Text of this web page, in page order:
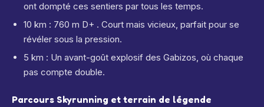
ont dompté ces sentiers par tous les temps.
10 km : 760 m D+ . Court mais vicieux, parfait pour se
révéler sous la pression.
5 km : Un avant-goût explosif des Gabizos, où chaque
pas compte double.
Parcours Skyrunning et terrain de légende